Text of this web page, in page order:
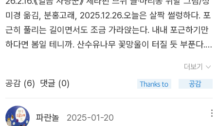
미경 옮김, 분홍고래, 2025.12.26.오늘은 살짝 썰렁하다. 포
근히 풀리는 길이면서도 조금 가라앉는다. 내내 포근하기만
하다면 봄일 테니까. 산수유나무 꽃망울이 터질 듯 부푼다.
름이 제법 끼지만 틈틈이 해가 난다. 구름도 있되 먼지띠가
뿌옇게 얽혔다고 할 수 있다. 설이나 한가위에는 쇳덩이물결
훅 번지게 마련이다. 《얼음 사냥꾼》을 읽었다. 뜻깊은 줄거
더보기
공감 (6) 댓글 (0)
파란놀 2025-01-20